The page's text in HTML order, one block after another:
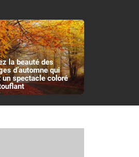
la beauté des
d’automne qui
un spectacle coloré